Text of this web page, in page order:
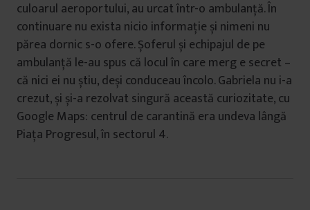
culoarul aeroportului, au urcat într-o ambulanță. În
continuare nu exista nicio informație și nimeni nu
părea dornic s-o ofere. Șoferul și echipajul de pe
ambulanță le-au spus că locul în care merg e secret –
că nici ei nu știu, deși conduceau încolo. Gabriela nu i-a
crezut, și și-a rezolvat singură această curiozitate, cu
Google Maps: centrul de carantină era undeva lângă
Piața Progresul, în sectorul 4.